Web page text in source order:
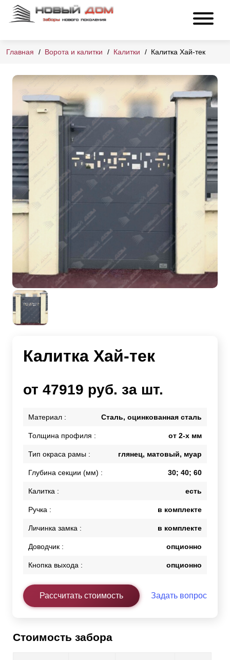
Главная Ворота и калитки Калитки Калитка Хай-тек
Калитка Хай-тек
от 47919 руб. за шт.
Материал : Сталь, оцинкованная сталь
Толщина профиля : от 2-х мм
Тип окраса рамы : глянец, матовый, муар
Глубина секции (мм) : 30; 40; 60
Калитка : есть
Ручка : в комплекте
Личинка замка : в комплекте
Доводчик : опционно
Кнопка выхода : опционно
Рассчитать стоимость Задать вопрос
Стоимость забора